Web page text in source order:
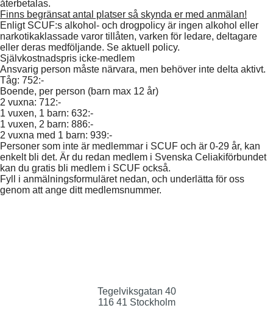
återbetalas.
Finns begränsat antal platser så skynda er med anmälan!
Enligt SCUF:s alkohol- och drogpolicy är ingen alkohol eller
narkotikaklassade varor tillåten, varken för ledare, deltagare
eller deras medföljande. Se aktuell policy.
Självkostnadspris icke-medlem
Ansvarig person måste närvara, men behöver inte delta aktivt.
Tåg: 752:-
Boende, per person (barn max 12 år)
2 vuxna: 712:-
1 vuxen, 1 barn: 632:-
1 vuxen, 2 barn: 886:-
2 vuxna med 1 barn: 939:-
Personer som inte är medlemmar i SCUF och är 0-29 år, kan
enkelt bli det. Är du redan medlem i Svenska Celiakiförbundet
kan du gratis bli medlem i SCUF också.
Fyll i anmälningsformuläret nedan, och underlätta för oss
genom att ange ditt medlemsnummer.
Tegelviksgatan 40
116 41 Stockholm